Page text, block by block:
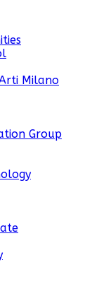
Milano
Group